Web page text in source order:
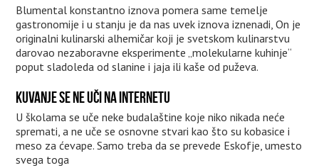
Blumental konstantno iznova pomera same temelje
gastronomije i u stanju je da nas uvek iznova iznenadi, On je
originalni kulinarski alhemičar koji je svetskom kulinarstvu
darovao nezaboravne eksperimente „molekularne kuhinje“
poput sladoleda od slanine i jaja ili kaše od puževa.
KUVANJE SE NE UČI NA INTERNETU
U školama se uče neke budalaštine koje niko nikada neće
spremati, a ne uče se osnovne stvari kao što su kobasice i
meso za ćevape. Samo treba da se prevede Eskofje, umesto
svega toga